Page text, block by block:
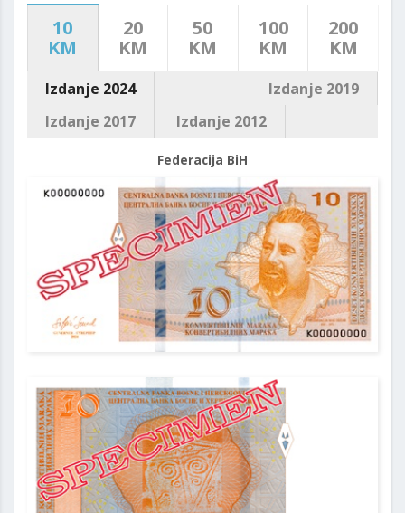
10
KM
20
KM
50
KM
100
KM
200
KM
Izdanje 2024
Izdanje 2019
Izdanje 2017
Izdanje 2012
Federacija BiH